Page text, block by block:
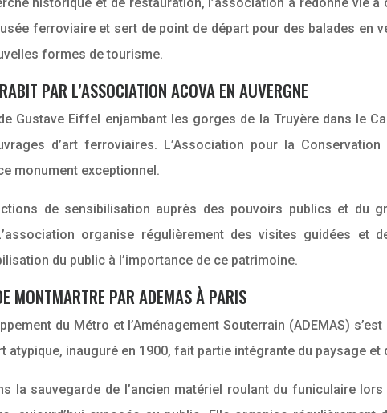
ferroviaire et sert de point de départ pour des balades
formes de tourisme.
PAR L’ASSOCIATION ACOVA EN AUVERGNE
Gustave Eiffel enjambant les gorges de la Truyère dans le
d’art ferroviaires. L’Association pour la
monument exceptionnel.
de sensibilisation auprès des pouvoirs publics et du
organise régulièrement des visites guidées et
du public à l’importance de ce patrimoine.
MONTMARTRE PAR ADEMAS À PARIS
du Métro et l’Aménagement Souterrain (ADEMAS)
atypique, inauguré en 1900, fait partie intégrante du paysage et
la sauvegarde de l’ancien matériel roulant du funiculaire